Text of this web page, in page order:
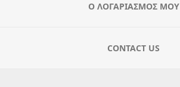
Ο ΛΟΓΑΡΙΑΣΜΌΣ ΜΟΥ
CONTACT US